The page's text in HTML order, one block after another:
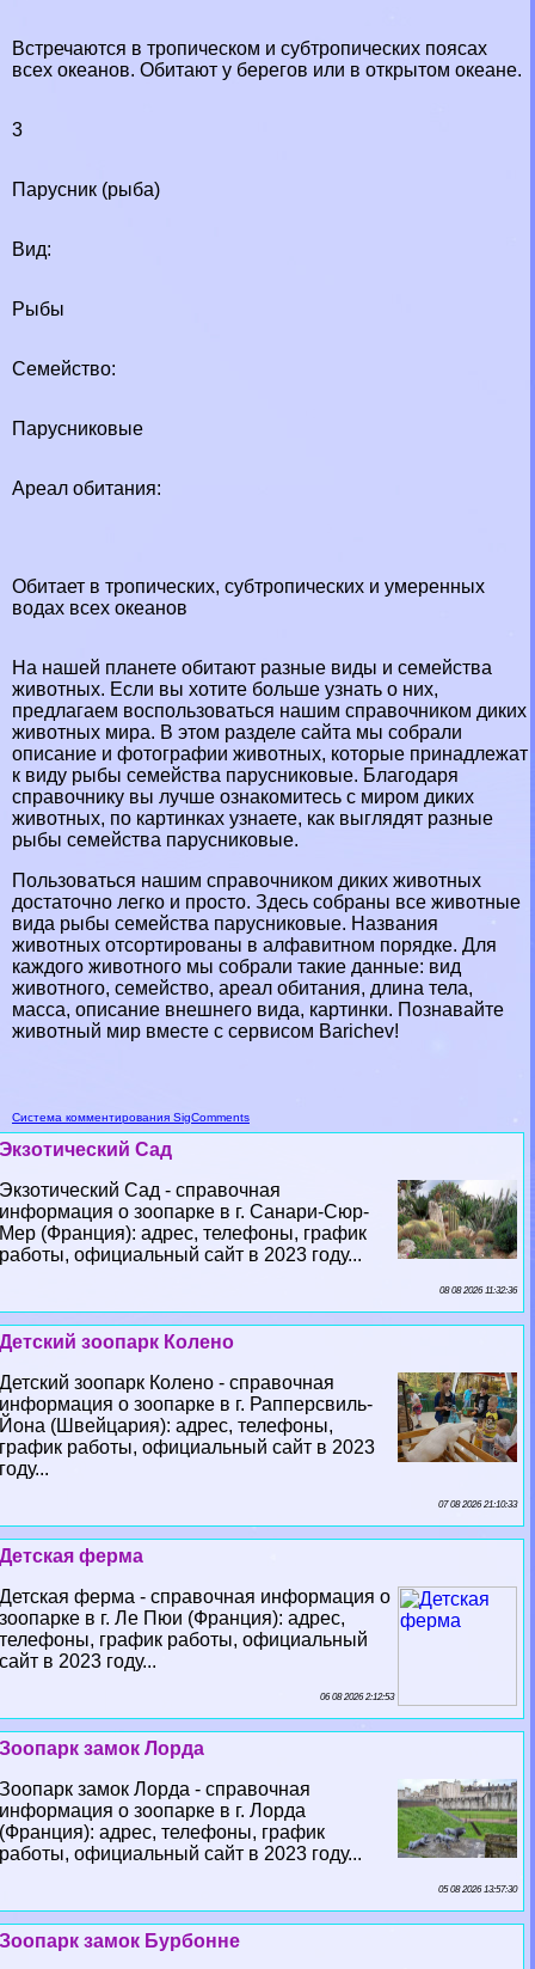
Встречаются в тропическом и субтропических поясах
всех океанов. Обитают у берегов или в открытом океане.
3
Парусник (рыба)
Вид:
Рыбы
Семейство:
Парусниковые
Ареал обитания:
Обитает в тропических, субтропических и умеренных
водах всех океанов
На нашей планете обитают разные виды и семейства
животных. Если вы хотите больше узнать о них,
предлагаем воспользоваться нашим справочником диких
животных мира. В этом разделе сайта мы собрали
описание и фотографии животных, которые принадлежат
к виду рыбы семейства парусниковые. Благодаря
справочнику вы лучше ознакомитесь с миром диких
животных, по картинках узнаете, как выглядят разные
рыбы семейства парусниковые.
Пользоваться нашим справочником диких животных
достаточно легко и просто. Здесь собраны все животные
вида рыбы семейства парусниковые. Названия
животных отсортированы в алфавитном порядке. Для
каждого животного мы собрали такие данные: вид
животного, семейство, ареал обитания, длина тела,
масса, описание внешнего вида, картинки. Познавайте
животный мир вместе с сервисом Barichev!
Система комментирования SigComments
Экзотический Сад
Экзотический Сад - справочная
информация о зоопарке в г. Санари-Сюр-
Мер (Франция): адрес, телефоны, график
работы, официальный сайт в 2023 году...
08 08 2026 11:32:36
Детский зоопарк Колено
Детский зоопарк Колено - справочная
информация о зоопарке в г. Рапперсвиль-
Йона (Швейцария): адрес, телефоны,
график работы, официальный сайт в 2023
году...
07 08 2026 21:10:33
Детская ферма
Детская ферма - справочная информация о
зоопарке в г. Ле Пюи (Франция): адрес,
телефоны, график работы, официальный
сайт в 2023 году...
06 08 2026 2:12:53
Зоопарк замок Лорда
Зоопарк замок Лорда - справочная
информация о зоопарке в г. Лорда
(Франция): адрес, телефоны, график
работы, официальный сайт в 2023 году...
05 08 2026 13:57:30
Зоопарк замок Бурбонне